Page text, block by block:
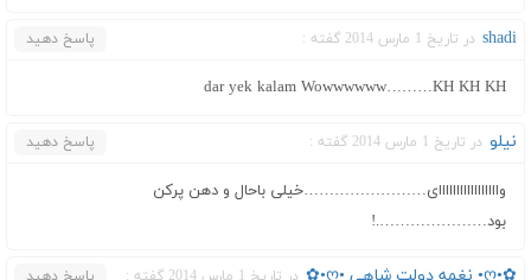
shadi در تاریخ 1 مارس 2014 گفته : پاسخ دهید
dar yek kalam Wowwwwww………KH KH KH
نیلو در تاریخ 1 مارس 2014 گفته : پاسخ دهید
وااااااااااااااااای……………………خیلی باحال و دهن پرکن
بود………………….!